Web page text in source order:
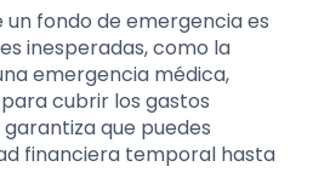
fondo de emergencia es
inesperadas, como la
emergencia médica,
cubrir los gastos
que puedes
financiera temporal hasta